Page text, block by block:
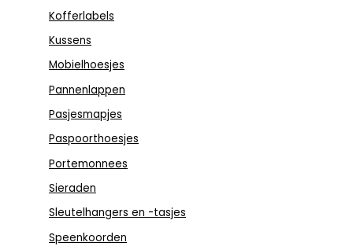
Kofferlabels
Kussens
Mobielhoesjes
Pannenlappen
Pasjesmapjes
Paspoorthoesjes
Portemonnees
Sieraden
Sleutelhangers en -tasjes
Speenkoorden